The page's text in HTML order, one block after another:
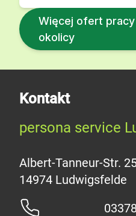
Więcej ofert
okolicy
Kontakt
persona service
Albert-Tanneur-Str.